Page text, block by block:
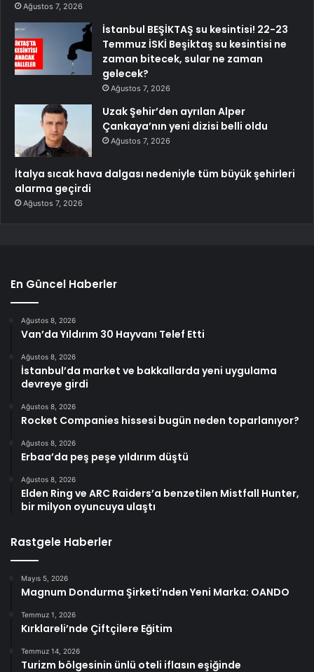
Ağustos 7, 2026
İstanbul BEŞİKTAŞ su kesintisi! 22-23
Temmuz İSKİ Beşiktaş su kesintisi ne
zaman bitecek, sular ne zaman
gelecek?
Ağustos 7, 2026
Uzak Şehir’den ayrılan Alper
Çankaya’nın yeni dizisi belli oldu
Ağustos 7, 2026
İtalya sıcak hava dalgası nedeniyle tüm büyük şehirleri
alarma geçirdi
Ağustos 7, 2026
En Güncel Haberler
Ağustos 8, 2026
Van’da Yıldırım 30 Hayvanı Telef Etti
Ağustos 8, 2026
İstanbul’da market ve bakkallarda yeni uygulama
devreye girdi
Ağustos 8, 2026
Rocket Companies hissesi bugün neden toparlanıyor?
Ağustos 8, 2026
Erbaa’da peş peşe yıldırım düştü
Ağustos 8, 2026
Elden Ring ve ARC Raiders’a benzetilen Mistfall Hunter,
bir milyon oyuncuya ulaştı
Rastgele Haberler
Mayıs 5, 2026
Magnum Dondurma Şirketi’nden Yeni Marka: OANDO
Temmuz 1, 2026
Kırklareli’nde Çiftçilere Eğitim
Temmuz 14, 2026
Turizm bölgesinin ünlü oteli iflasın eşiğinde